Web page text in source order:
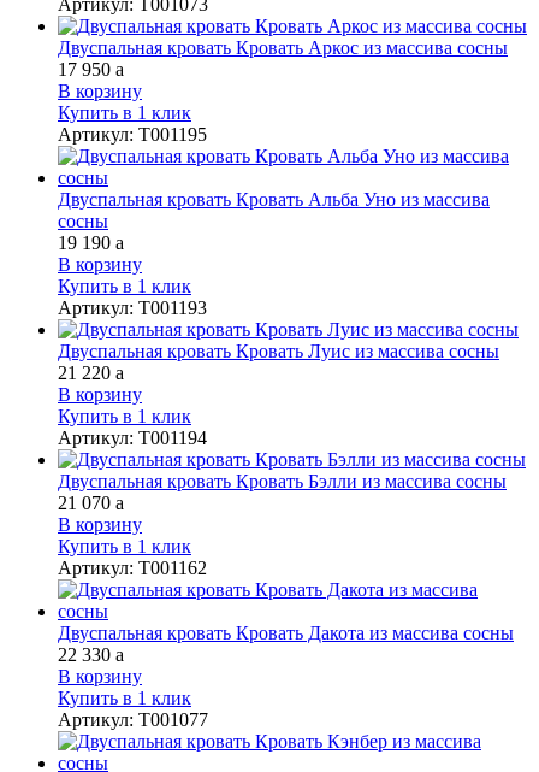
Двуспальная кровать Кровать Аркос из массива сосны
17 950 a
В корзину
Купить в 1 клик
Артикул: Т001195
Двуспальная кровать Кровать Альба Уно из массива
сосны
19 190 a
В корзину
Купить в 1 клик
Артикул: Т001193
Двуспальная кровать Кровать Луис из массива сосны
21 220 a
В корзину
Купить в 1 клик
Артикул: Т001194
Двуспальная кровать Кровать Бэлли из массива сосны
21 070 a
В корзину
Купить в 1 клик
Артикул: Т001162
Двуспальная кровать Кровать Дакота из массива сосны
22 330 a
В корзину
Купить в 1 клик
Артикул: Т001077